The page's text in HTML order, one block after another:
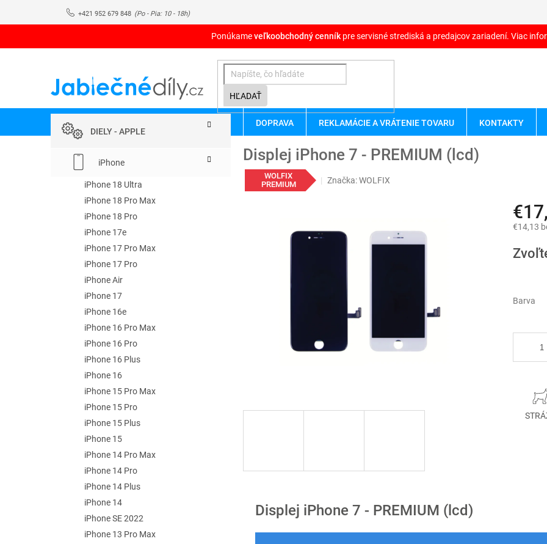
+421 952 679 848
Ponúkameveľkoobchodný cenník pre servisné strediská a predajcov zariadení. Viac
HĽADAŤ
DOPRAVA REKLAMÁCIE A VRÁTENIE TOVARU KONTAKTY
o
kategórieDIELY - APPLE
iPhone
iPhone 18 Ultra
iPhone 18 Pro Max
iPhone 18 Pro
iPhone 17e
iPhone 17 Pro Max
iPhone 17 Pro
iPhone Air
iPhone 17
iPhone 16e
iPhone 16 Pro Max
iPhone 16 Pro
iPhone 16 Plus
iPhone 16
iPhone 15 Pro Max
iPhone 15 Pro
iPhone 15 Plus
iPhone 15
iPhone 14 Pro Max
iPhone 14 Pro
iPhone 14 Plus
iPhone 14
iPhone SE 2022
iPhone 13 Pro Max
Displej iPhone 7 - PREMIUM (lcd)
WOLFIX
PREMIUM
Značka:WOLFIX
€14,13
cena:
Barva
Displej iPhone 7 - PREMIUM (lcd)